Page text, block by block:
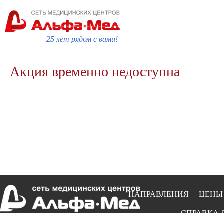
25 лет рядом с вами!
Акция временно недоступна
ЦЕНЫ
НАПРАВЛЕНИЯ